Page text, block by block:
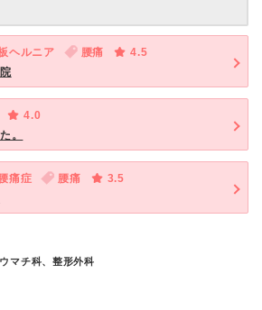
ヘルニア 腰痛
4.5
4.0
。
痛症 腰痛
3.5
マチ科、整形外科